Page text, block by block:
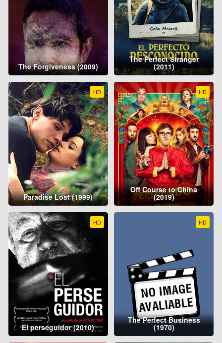
The Forgiveness (2009)
The Perfect Stranger
(2011)
HD
Paradise Lost (1999)
HD
Off Course to China
(2019)
HD
El perseguidor (2010)
HD
The Perfect Business
(1970)